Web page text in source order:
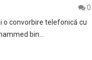
0
o convorbire telefonică cu
bin…